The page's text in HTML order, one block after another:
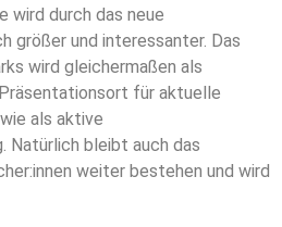
wird durch das neue
größer und interessanter. Das
wird gleichermaßen als
für aktuelle
als aktive
Natürlich bleibt auch das
weiter bestehen und wird